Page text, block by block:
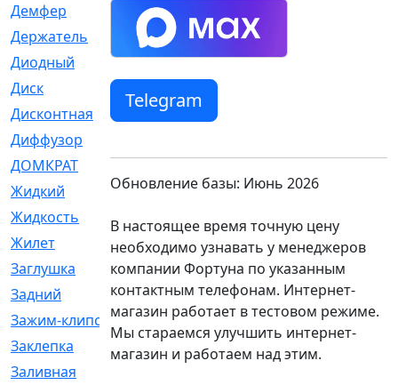
Демфер
[1]
Держатель
[5]
Диодный
[3]
Диск
Дисконтная
Диффузор
ДОМКРАТ
Жидкий
[5]
Жидкость
Жилет
[1]
Заглушка
[21]
Задний
[528]
Зажим-клипса
[1]
Заклепка
[1]
Заливная
Telegram
Обновление базы: Июнь 2026
В настоящее время точную цену
необходимо узнавать у менеджеров
компании Фортуна по указанным
контактным телефонам. Интернет-
магазин работает в тестовом режиме.
Мы стараемся улучшить интернет-
магазин и работаем над этим.